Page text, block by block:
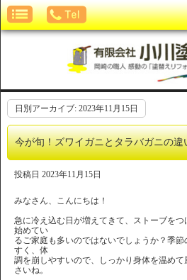
日別アーカイブ: 2023年11月15日
今が旬！ズワイガニとタラバガニの違
投稿日 2023年11月15日
みなさん、こんにちは！
急に冷え込む日が増えてきて、ストーブを
始めてい
るご家庭も多いのではないでしょうか？季
すく、体
調を崩しやすいので、しっかり身体を温め
さいね。